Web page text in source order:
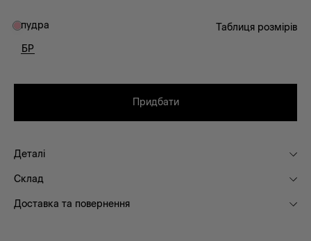
пудра
БР
Таблиця розмірів
Придбати
Деталі
Склад
Доставка та повернення